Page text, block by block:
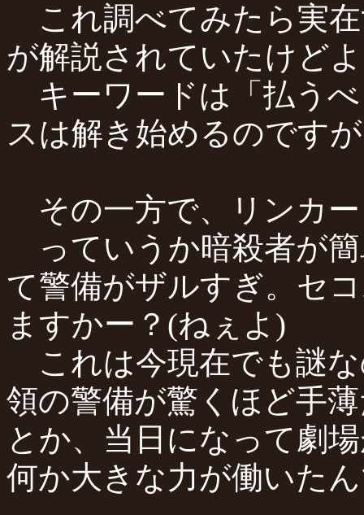
これ調べてみたら実
が解説されていたけど
キーワードは「払う
スは解き始めるのです
その一方で、リンカ
っていうか暗殺者が
て警備がザルすぎ。セ
ますかー？(ねぇよ)
これは今現在でも謎
領の警備が驚くほど手
とか、当日になって劇
何か大きな力が働いた